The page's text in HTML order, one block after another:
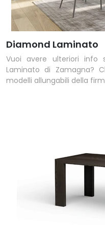
Diamond Laminato
Vuoi avere ulteriori info
Laminato di Zamagna?
modelli allungabili della